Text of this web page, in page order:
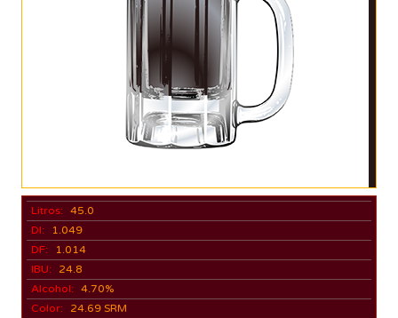
Litros: 45.0
DI:
1.049
DF:
1.014
IBU:
24.8
Alcohol: 4.70%
Color:
24.69 SRM